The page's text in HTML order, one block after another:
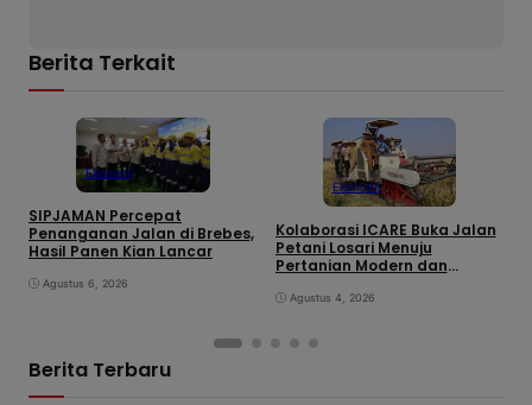
Berita Terkait
Ekonomi
SIPJAMAN Percepat
Penanganan Jalan di Brebes,
Hasil Panen Kian Lancar
Agustus 6, 2026
Ekonomi
Kolaborasi ICARE Buka Jalan
Petani Losari Menuju
Pertanian Modern dan
Agustus 4, 2026
Berita Terbaru